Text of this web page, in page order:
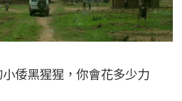
倭黑猩猩，你會花多少力